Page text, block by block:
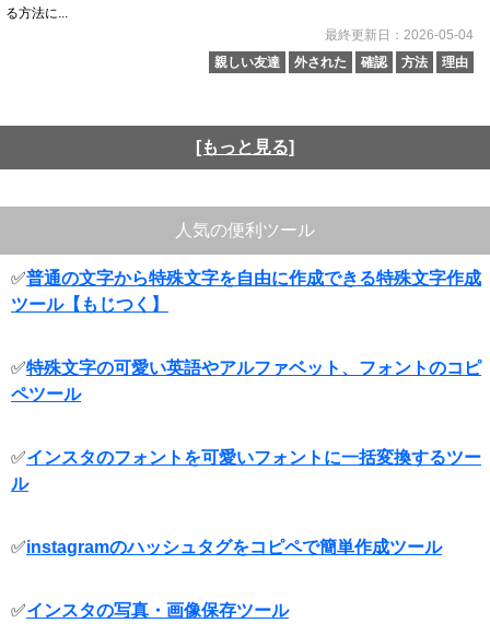
る方法に...
最終更新日：2026-05-04
親しい友達
外された 確認 方法 理由
[もっと見る]
人気の便利ツール
✅普通の文字から特殊文字を自由に作成できる特殊文字作成
ツール【もじつく】
✅特殊文字の可愛い英語やアルファベット、フォントのコピ
ペツール
✅インスタのフォントを可愛いフォントに一括変換するツー
ル
✅instagramのハッシュタグをコピペで簡単作成ツール
✅インスタの写真・画像保存ツール